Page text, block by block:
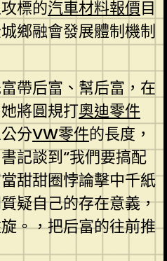
標的汽車材料報價目
鄉融會發展體制機制
帶后富、幫后富，在
將圓規打奧迪零件
分VW零件的長度，
記談到“我們要搞配
甜甜圈悖論擊中千紙
疑自己的存在意義，
。，把后富的往前推